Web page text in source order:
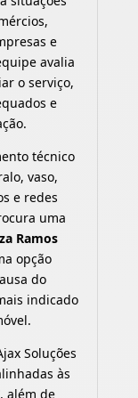
e
avalia
o serviço,
e
técnico
vaso,
e redes
uma
Ramos
opção
do
indicado
Soluções
às
, além de